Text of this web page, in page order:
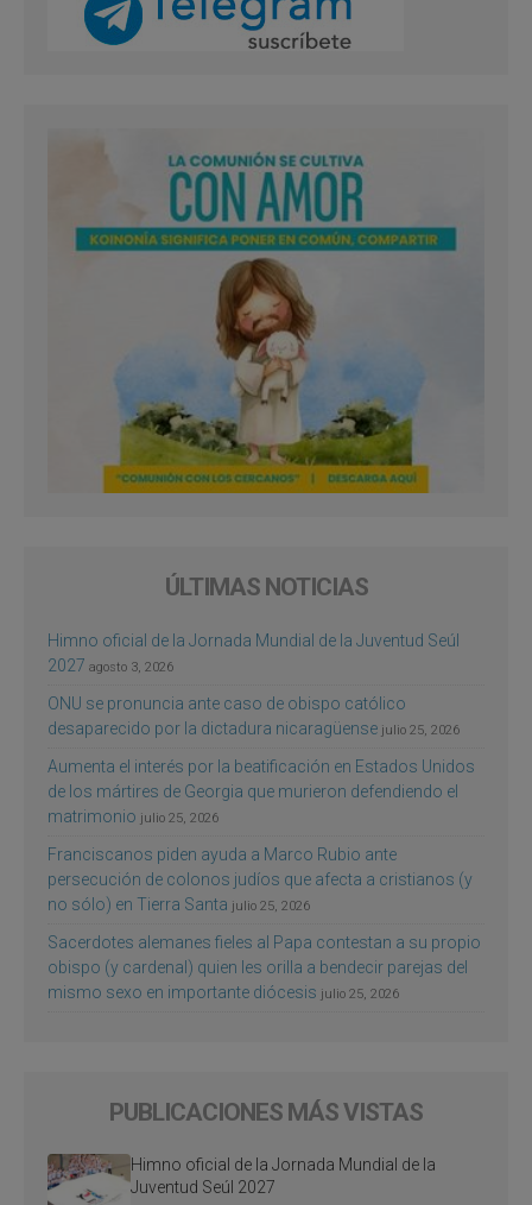
ÚLTIMAS NOTICIAS
Himno oficial de la Jornada Mundial de la Juventud Seúl
2027 agosto 3, 2026
ONU se pronuncia ante caso de obispo católico
desaparecido por la dictadura nicaragüense julio 25, 2026
Aumenta el interés por la beatificación en Estados Unidos
de los mártires de Georgia que murieron defendiendo el
matrimonio julio 25, 2026
Franciscanos piden ayuda a Marco Rubio ante
persecución de colonos judíos que afecta a cristianos (y
no sólo) en Tierra Santa julio 25, 2026
Sacerdotes alemanes fieles al Papa contestan a su propio
obispo (y cardenal) quien les orilla a bendecir parejas del
mismo sexo en importante diócesis julio 25, 2026
PUBLICACIONES MÁS VISTAS
Himno oficial de la Jornada Mundial de la
Juventud Seúl 2027